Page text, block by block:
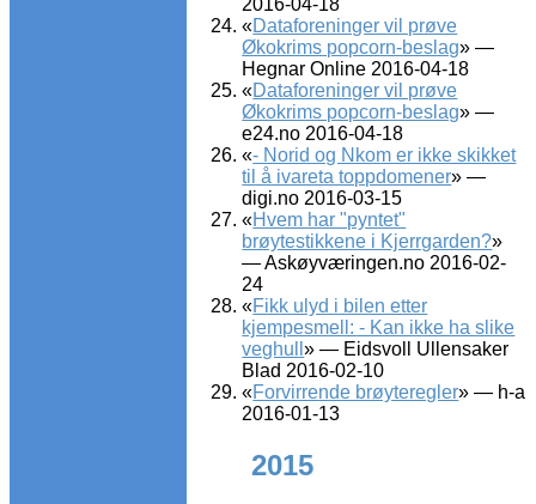
«Dataforeninger vil prøve
Økokrims popcorn-beslag» —
Hegnar Online 2016-04-18
«Dataforeninger vil prøve
Økokrims popcorn-beslag» —
e24.no 2016-04-18
«- Norid og Nkom er ikke skikket
til å ivareta toppdomener» —
digi.no 2016-03-15
«Hvem har "pyntet"
brøytestikkene i Kjerrgarden?»
— Askøyværingen.no 2016-02-
24
«Fikk ulyd i bilen etter
kjempesmell: - Kan ikke ha slike
veghull» — Eidsvoll Ullensaker
Blad 2016-02-10
«Forvirrende brøyteregler» — h-a
2016-01-13
2015